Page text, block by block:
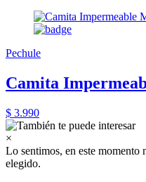
Pechule
Camita
$ 3.990
×
Lo sentimos, en este momento
elegido.